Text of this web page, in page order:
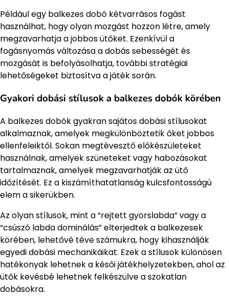
Például egy balkezes dobó kétvarrásos fogást
használhat, hogy olyan mozgást hozzon létre, amely
megzavarhatja a jobbos ütőket. Ezenkívül a
fogásnyomás változása a dobás sebességét és
mozgását is befolyásolhatja, további stratégiai
lehetőségeket biztosítva a játék során.
Gyakori dobási stílusok a balkezes dobók körében
A balkezes dobók gyakran sajátos dobási stílusokat
alkalmaznak, amelyek megkülönböztetik őket jobbos
ellenfeleiktől. Sokan megtévesztő előkészületeket
használnak, amelyek szüneteket vagy habozásokat
tartalmaznak, amelyek megzavarhatják az ütő
időzítését. Ez a kiszámíthatatlanság kulcsfontosságú
elem a sikerükben.
Az olyan stílusok, mint a “rejtett gyorslabda” vagy a
“csúszó labda dominálás” elterjedtek a balkezesek
körében, lehetővé téve számukra, hogy kihasználják
egyedi dobási mechanikáikat. Ezek a stílusok különösen
hatékonyak lehetnek a késői játékhelyzetekben, ahol az
ütők kevésbé lehetnek felkészülve a szokatlan
dobásokra.